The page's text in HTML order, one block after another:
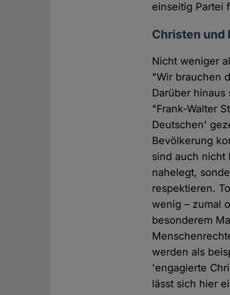
einseitig Partei
Christen und
Nicht weniger
"Wir brauchen
Darüber
"Frank-Walter
Deutschen'
Bevölkerung
sind auch nicht
nahelegt,
respektieren.
wenig – zumal
besonderem
werden als
'engagierte
lässt sich hier